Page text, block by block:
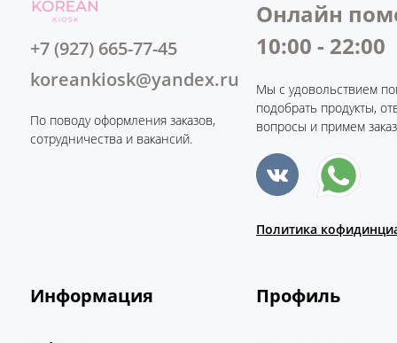
+7 (927) 665-77-45
koreankiosk@yandex.ru
По поводу оформления заказов,
сотрудничества и вакансий.
Онлайн
10:00 - 22:00
Мы с удовольствием
подобрать продукты,
вопросы и примем
Политика
Информация Профиль